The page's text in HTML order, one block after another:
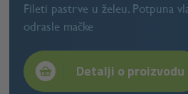
Fileti pastrve u želeu. Potpuna
odrasle mačke
Detalji o proizvodu